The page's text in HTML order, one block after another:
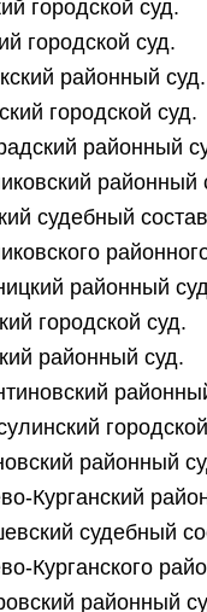
городской суд.
городской суд.
районный суд.
городской суд.
районный
районный
судебный
районный
городской суд.
районный суд.
районный
Курганский
судебный
Курганского
районный